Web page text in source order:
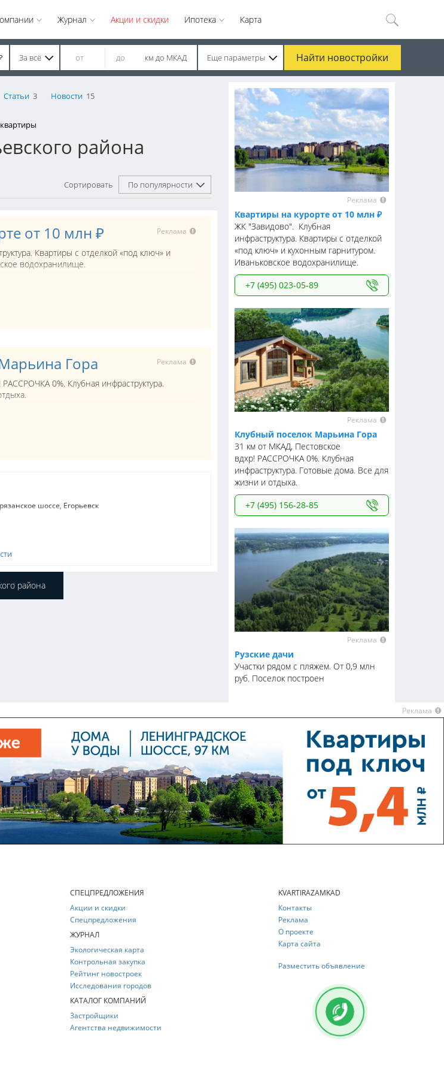
Журнал Акции и скидки Ипотека Карта
За всё км до МКАД Еще параметры Найти новостройки
Статьи 3 Новости 15
района
Сортировать По популярности
Реклама
от 10 млн ₽
Квартиры с отделкой «под ключ» и
водохранилище.
Реклама
Гора
0%. Клубная инфраструктура.
шоссе Егорьевск
района
Реклама
Квартиры на курорте от 10 млн ₽
ЖК "Завидово". Клубная
инфраструктура. Квартиры с отделкой
«под ключ» и кухонным гарнитуром.
Иваньковское водохранилище.
+7 (495) 023-05-89
Реклама
Клубный поселок Марьина Гора
31 км от МКАД, Пестовское
вдхр! РАССРОЧКА 0%. Клубная
инфраструктура. Готовые дома. Все для
жизни и отдыха.
+7 (495) 156-28-85
Реклама
Рузские дачи
Участки рядом с пляжем. От 0,9 млн
руб. Поселок построен
Реклама
СПЕЦПРЕДЛОЖЕНИЯ
Акции и скидки
Спецпредложения
ЖУРНАЛ
Экологическая карта
Контрольная закупка
Рейтинг новостроек
Исследования городов
КАТАЛОГ КОМПАНИЙ
Застройщики
Агентства недвижимости
KVARTIRAZAMKAD
Контакты
Реклама
О проекте
Карта сайта
Разместить объявление